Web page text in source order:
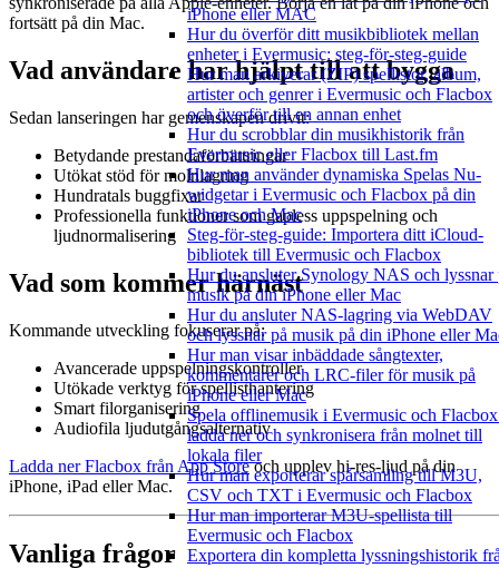
iPhone eller MAC
Hur du överför ditt musikbibliotek mellan
enheter i Evermusic: steg-för-steg-guide
Hur man arkiverar (ZIP) spellistor, album,
artister och genrer i Evermusic och Flacbox
och överför till en annan enhet
Hur du scrobblar din musikhistorik från
Evermusic eller Flacbox till Last.fm
Hur man använder dynamiska Spelas Nu-
widgetar i Evermusic och Flacbox på din
iPhone och Mac
Steg-för-steg-guide: Importera ditt iCloud-
bibliotek till Evermusic och Flacbox
Hur du ansluter Synology NAS och lyssnar
musik på din iPhone eller Mac
Hur du ansluter NAS-lagring via WebDAV
och lyssnar på musik på din iPhone eller
Hur man visar inbäddade sångtexter,
kommentarer och LRC-filer för musik på
iPhone eller Mac
Spela offlinemusik i Evermusic och
ladda ner och synkronisera från molnet till
lokala filer
Hur man exporterar spårsamling till M3U,
CSV och TXT i Evermusic och Flacbox
Hur man importerar M3U-spellista till
Evermusic och Flacbox
Exportera din kompletta lyssningshistorik
fortsätt på din Mac.
Vad användare har hjälpt till att bygga
Sedan lanseringen har gemenskapen drivit:
Betydande prestandaförbättringar
Utökat stöd för molnlagring
Hundratals buggfixar
Professionella funktioner som gapless uppspelning och
ljudnormalisering
Vad som kommer härnäst
Kommande utveckling fokuserar på:
Avancerade uppspelningskontroller
Utökade verktyg för spellisthantering
Smart filorganisering
Audiofila ljudutgångsalternativ
Ladda ner Flacbox från App Storeoch upplev hi-res-ljud på din
iPhone, iPad eller Mac.
Vanliga frågor